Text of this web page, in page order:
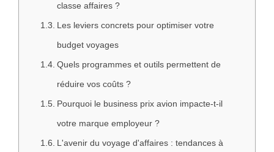
classe affaires ?
Les leviers concrets pour optimiser votre
budget voyages
Quels programmes et outils permettent de
réduire vos coûts ?
Pourquoi le business prix avion impacte-t-il
votre marque employeur ?
L'avenir du voyage d'affaires : tendances à